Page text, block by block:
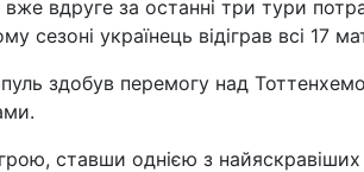
вдруге за останні три тури
сезоні українець відіграв всі 17
здобув перемогу над
ставши однією з найяскравіших